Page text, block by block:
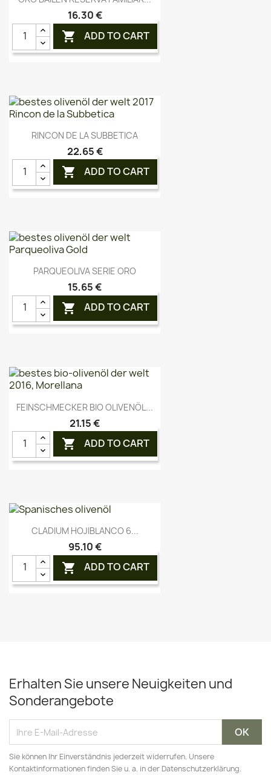
16,30 €
 ADD TO CART
Vorschau
RINCON DE LA SUBBETICA
22,65 €
 ADD TO CART
Vorschau
PARQUEOLIVA SERIE ORO
15,65 €
 ADD TO CART
Vorschau
FEINSCHMECKER BIO OLIVENÖL...
21,15 €
 ADD TO CART
Vorschau
CLADIUM HOJIBLANCO 6...
95,10 €
 ADD TO CART
Erhalten Sie unsere Neuigkeiten und
Sonderangebote
Sie können Ihr Einverständnis jederzeit widerrufen. Unsere
Kontaktinformationen finden Sie u. a. in der Datenschutzerklärung.